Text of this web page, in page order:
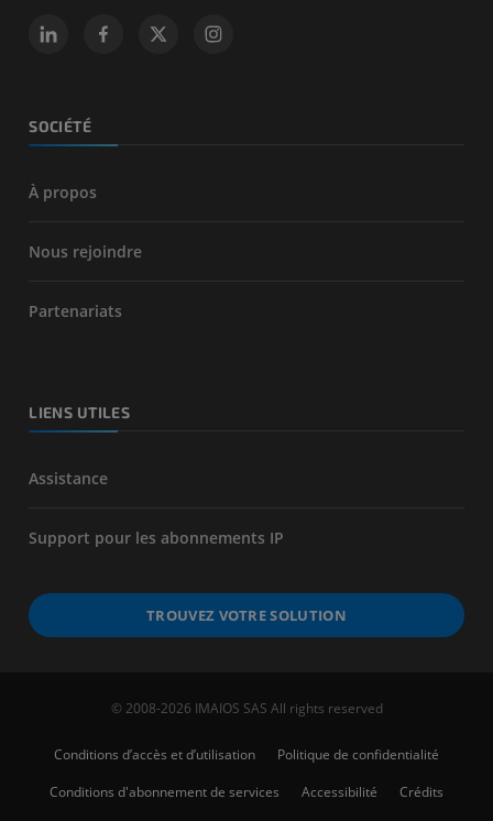
SOCIÉTÉ
À propos
Nous rejoindre
Partenariats
LIENS UTILES
Assistance
Support pour les abonnements IP
TROUVEZ VOTRE SOLUTION
© 2008-2026 IMAIOS SAS All rights reserved
Conditions d’accès et d’utilisation
Politique de confidentialité
Conditions d'abonnement de services
Accessibilité Crédits